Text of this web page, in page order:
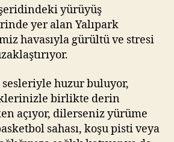
yürüyüş
yer alan Yalıpark
havasıyla gürültü ve stresi
huzur buluyor,
birlikte derin
açıyor, dilerseniz yürüme
sahası, koşu pisti veya